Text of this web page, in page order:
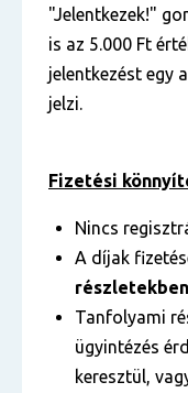
"Jelentkezek!"
is az 5.000 Ft
jelentkezést egy
jelzi.
Fizetési
Nincs
A díjak
részletekben
Tanfolyami
ügyintézés
keresztül,